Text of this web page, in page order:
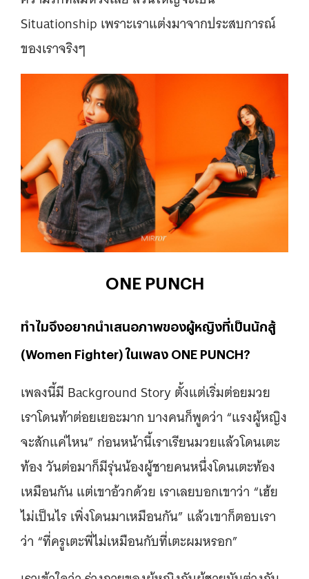
Situationship เพราะเราแต่งมาจากประสบการณ์
ของเราจริงๆ
ONE PUNCH
ทำไมจึงอยากนำเสนอภาพของผู้หญิงที่เป็นนักสู้
(Women Fighter) ในเพลง ONE PUNCH?
เพลงนี้มี Background Story ตั้งแต่เริ่มต่อยมวย
เราโดนท้าต่อยเยอะมาก บางคนก็พูดว่า “แรงผู้หญิง
จะสักแค่ไหน” ก่อนหน้านี้เราเรียนมวยแล้วโดนเตะ
ท้อง วันต่อมาก็มีรุ่นน้องผู้ชายคนหนึ่งโดนเตะท้อง
เหมือนกัน แต่เขาอ้วกด้วย เราเลยบอกเขาว่า “เฮ้ย
ไม่เป็นไร เพิ่งโดนมาเหมือนกัน” แล้วเขาก็ตอบเรา
ว่า “ที่ครูเตะพี่ไม่เหมือนกับที่เตะผมหรอก”